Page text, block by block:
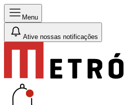
Menu
Ative nossas notificações